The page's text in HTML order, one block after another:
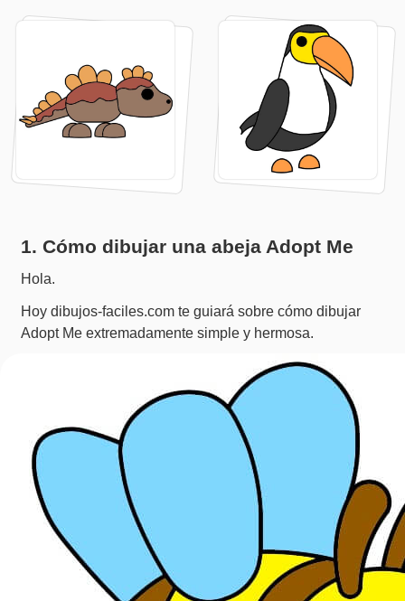
1. Cómo dibujar una abeja Adopt Me
Hola.
Hoy dibujos-faciles.com te guiará sobre cómo dibujar
Adopt Me extremadamente simple y hermosa.